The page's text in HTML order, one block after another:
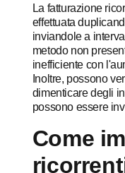
La fatturazione
effettuata
inviandole a
metodo non
inefficiente con
Inoltre, possono
dimenticare degli
possono essere
Come